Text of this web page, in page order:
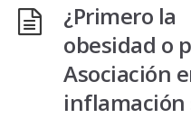
¿Primero la
obesidad o
Asociación
inflamación